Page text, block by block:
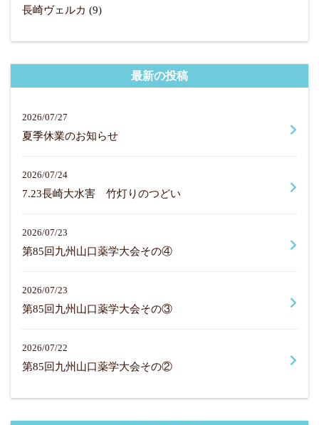
長崎ヴェルカ (9)
最新の投稿
2026/07/27
夏季休業のお知らせ
2026/07/24
7.23長崎大水害 竹灯りのつどい
2026/07/23
第85回九州山口薬学大会その④
2026/07/23
第85回九州山口薬学大会その③
2026/07/22
第85回九州山口薬学大会その②